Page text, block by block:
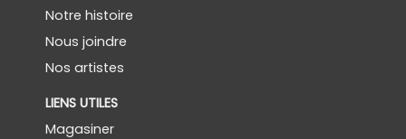
Notre histoire
Nous joindre
Nos artistes
LIENS UTILES
Magasiner